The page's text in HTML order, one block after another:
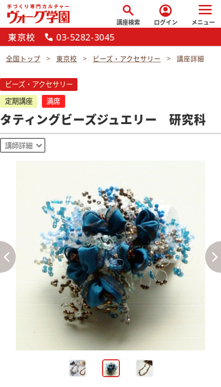
search
講座検索
account_circle
ログイン メニュー
東京校 call 03-5282-3045
全国トップ 東京校 ビーズ・アクセサリー 講座詳細
ビーズ・アクセサリー
定期講座
満席
タティングビーズジュエリー 研究科
講師詳細